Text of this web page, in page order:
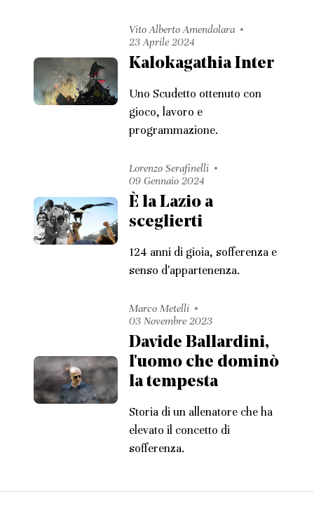
Vito Alberto Amendolara
23 Aprile 2024
Kalokagathia Inter
Uno Scudetto ottenuto con
gioco, lavoro e
programmazione.
Lorenzo Serafinelli
09 Gennaio 2024
È la Lazio a
sceglierti
124 anni di gioia, sofferenza e
senso d'appartenenza.
Marco Metelli
03 Novembre 2023
Davide Ballardini,
l'uomo che dominò
la tempesta
Storia di un allenatore che ha
elevato il concetto di
sofferenza.